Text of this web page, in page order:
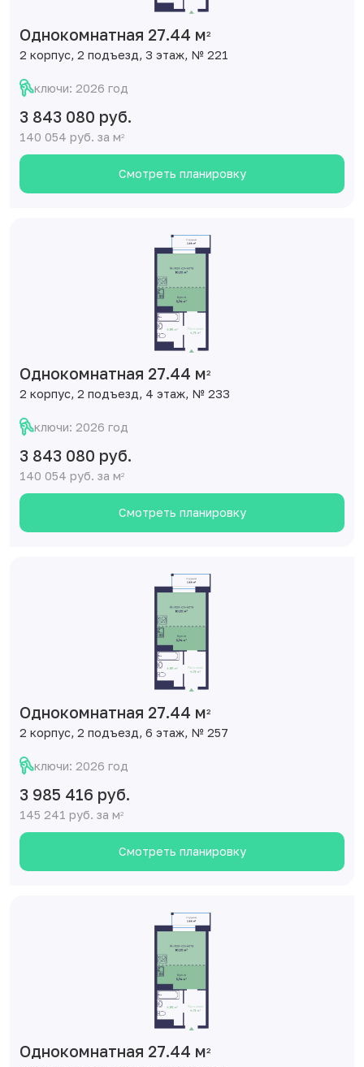
Однокомнатная 27.44 м2
2 корпус, 2 подъезд, 3 этаж, № 221
ключи: 2026 год
3 843 080 руб.
140 054 руб. за м2
Смотреть планировку
Однокомнатная 27.44 м2
2 корпус, 2 подъезд, 4 этаж, № 233
ключи: 2026 год
3 843 080 руб.
140 054 руб. за м2
Смотреть планировку
Однокомнатная 27.44 м2
2 корпус, 2 подъезд, 6 этаж, № 257
ключи: 2026 год
3 985 416 руб.
145 241 руб. за м2
Смотреть планировку
Однокомнатная 27.44 м2